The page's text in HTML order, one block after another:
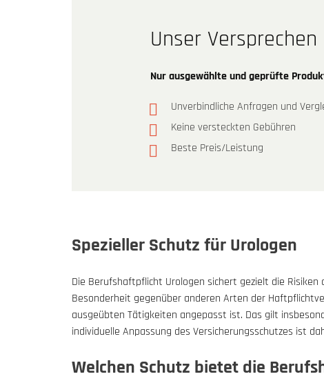
Unser Versprechen
Nur ausgewählte und geprüfte
Unverbindliche Anfragen und
Keine versteckten Gebühren
Beste Preis/Leistung
Spezieller Schutz für Urologen
Die Berufshaftpflicht Urologen sichert gezielt die
Besonderheit gegenüber anderen Arten der
ausgeübten Tätigkeiten angepasst ist. Das gilt
individuelle Anpassung des Versicherungsschutzes ist
Welchen Schutz bietet die